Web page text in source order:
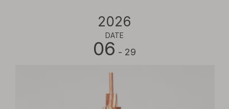
2026
DATE
06 - 29